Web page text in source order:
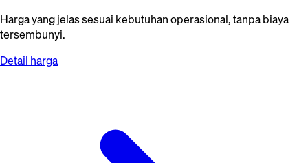
Harga yang jelas sesuai kebutuhan operasional, tanpa biaya
tersembunyi.
Detail harga